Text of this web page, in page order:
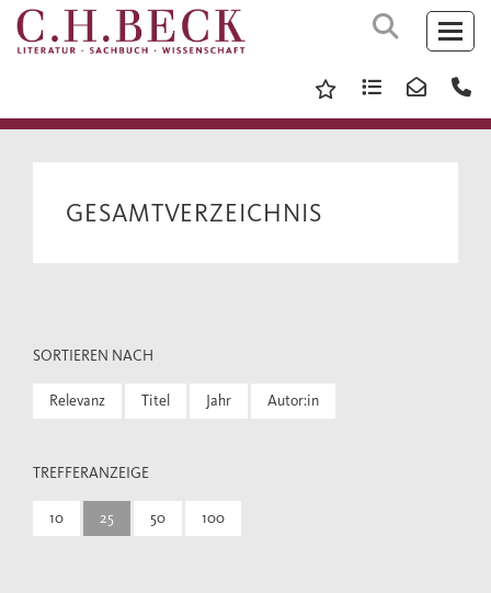
GESAMTVERZEICHNIS
SORTIEREN NACH
Relevanz Titel Jahr Autor:in
TREFFERANZEIGE
10 25 50 100